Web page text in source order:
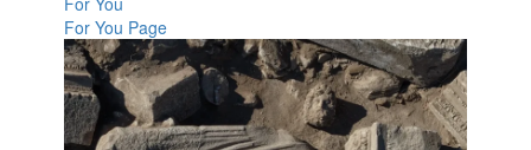
For You Page